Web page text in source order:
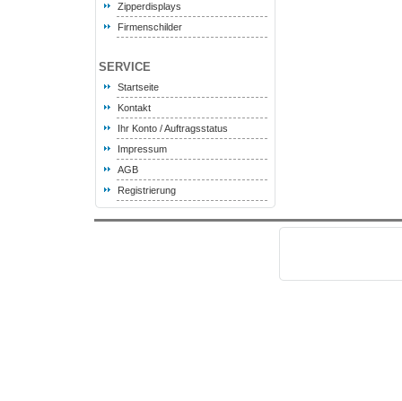
Zipperdisplays
Firmenschilder
SERVICE
Startseite
Kontakt
Ihr Konto / Auftragsstatus
Impressum
AGB
Registrierung